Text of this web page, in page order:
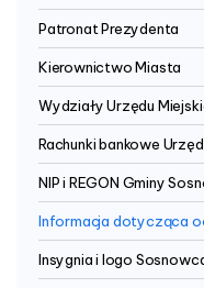
Patronat Prezydenta
Kierownictwo Miasta
Wydziały Urzędu
Rachunki bankowe
NIP i REGON Gminy
Informacja dotycząca
Insygnia i logo